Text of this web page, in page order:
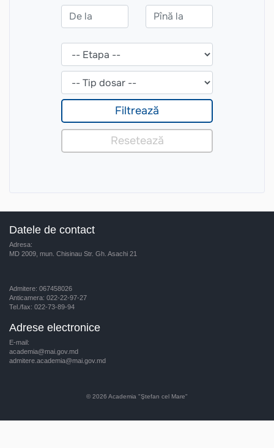
Datele de contact
Adresa:
MD 2009, mun. Chisinau Str. Gh. Asachi 21
Admitere: 067458026
Anticamera: 022-22-97-27
Tel./fax: 022-73-89-94
Adrese electronice
E-mail:
academia@mai.gov.md
admitere.academia@mai.gov.md
© 2026 Academia "Ştefan cel Mare"